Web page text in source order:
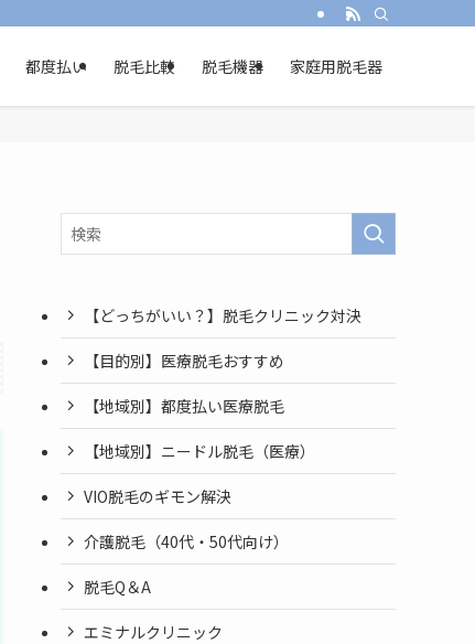
都度払い 脱毛比較 脱毛機器 家庭用脱毛器
【どっちがいい？】脱毛クリニック対決
【目的別】医療脱毛おすすめ
【地域別】都度払い医療脱毛
【地域別】ニードル脱毛（医療）
VIO脱毛のギモン解決
介護脱毛（40代・50代向け）
脱毛Q＆A
エミナルクリニック